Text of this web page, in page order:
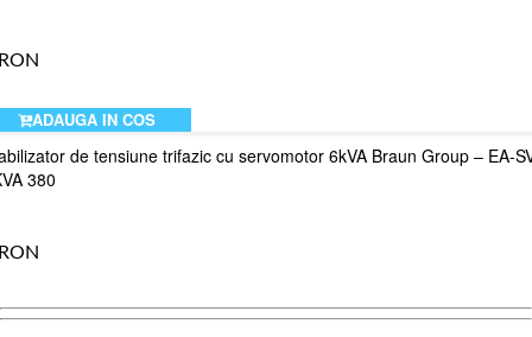
ADAUGA IN COS
de tensiune trifazic cu servomotor 6kVA Braun Group – EA-
380